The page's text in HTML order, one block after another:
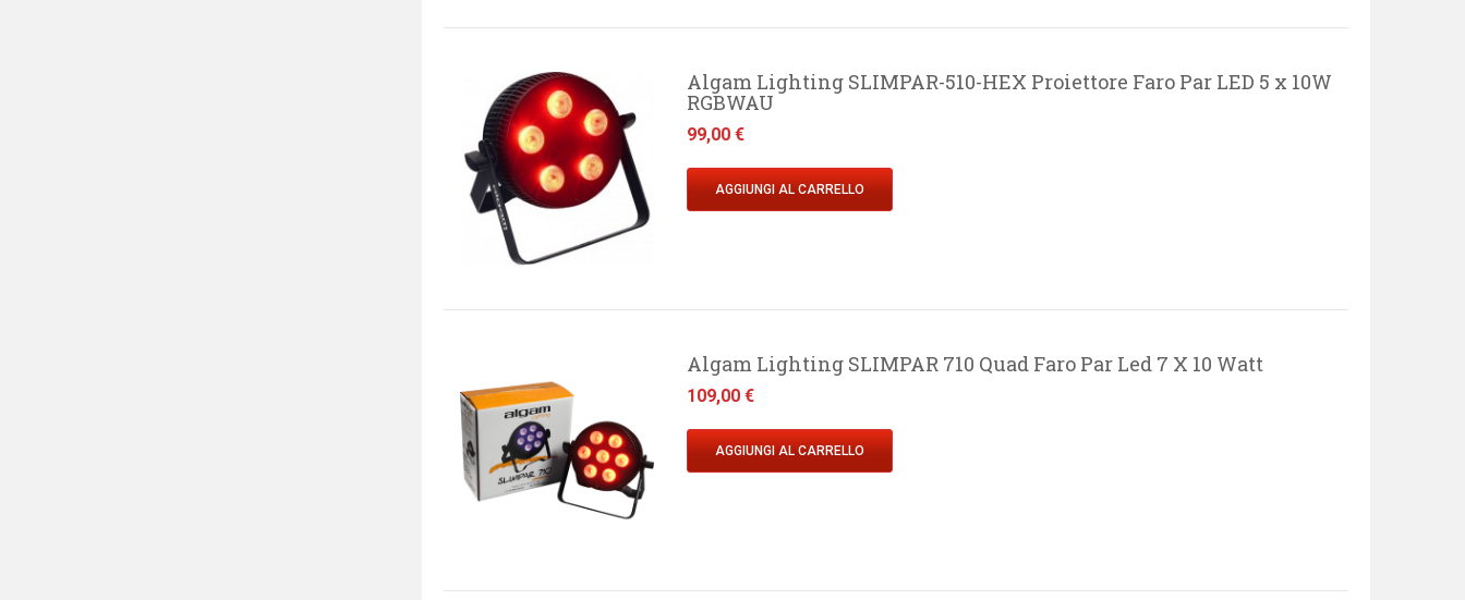
Algam Lighting SLIMPAR-510-HEX Proiettore Faro Par LED 5 x 10W
RGBWAU
Prezzo
99,00 €
AGGIUNGI AL CARRELLO
Algam Lighting SLIMPAR 710 Quad Faro Par Led 7 X 10 Watt
Prezzo
109,00 €
AGGIUNGI AL CARRELLO